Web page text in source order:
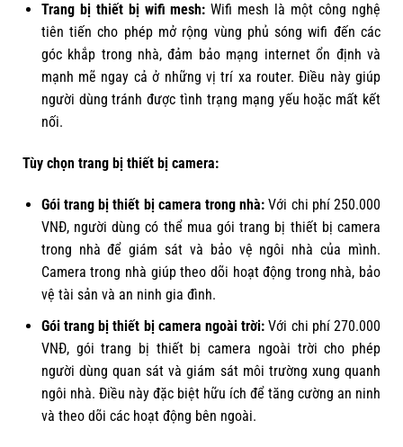
Trang bị thiết bị wifi mesh: Wifi mesh là một công nghệ
tiên tiến cho phép mở rộng vùng phủ sóng wifi đến các
góc khắp trong nhà, đảm bảo mạng internet ổn định và
mạnh mẽ ngay cả ở những vị trí xa router. Điều này giúp
người dùng tránh được tình trạng mạng yếu hoặc mất kết
nối.
Tùy chọn trang bị thiết bị camera:
Gói trang bị thiết bị camera trong nhà: Với chi phí 250.000
VNĐ, người dùng có thể mua gói trang bị thiết bị camera
trong nhà để giám sát và bảo vệ ngôi nhà của mình.
Camera trong nhà giúp theo dõi hoạt động trong nhà, bảo
vệ tài sản và an ninh gia đình.
Gói trang bị thiết bị camera ngoài trời: Với chi phí 270.000
VNĐ, gói trang bị thiết bị camera ngoài trời cho phép
người dùng quan sát và giám sát môi trường xung quanh
ngôi nhà. Điều này đặc biệt hữu ích để tăng cường an ninh
và theo dõi các hoạt động bên ngoài.